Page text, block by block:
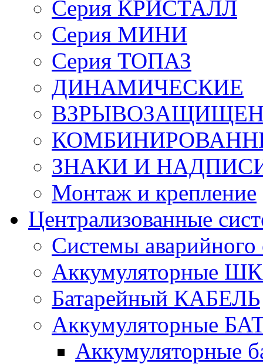
Серия КРИСТАЛЛ
Серия МИНИ
Серия ТОПАЗ
ДИНАМИЧЕСКИЕ
ЗНАКИ И
Монтаж и крепление
Централизованные
Системы
Аккумуляторные
Батарейный КАБЕЛЬ
Аккумуляторные
Аккумуляторные